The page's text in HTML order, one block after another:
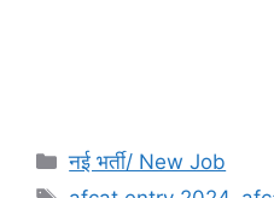
नई भर्ती/ New Job